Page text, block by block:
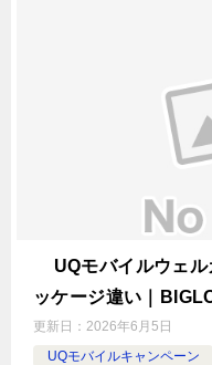
UQモバイルウェ
ッケージ違い｜
更新日： 2026年6月5日
UQモバイルキャンペーン